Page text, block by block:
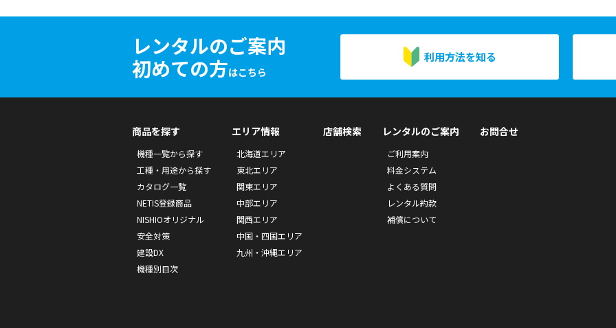
レンタルのご案内
初めての方はこちら
利用方法を知る
商品を探す
機種一覧から探す
工種・用途から探す
カタログ一覧
NETIS登録商品
NISHIOオリジナル
安全対策
建設DX
機種別目次
エリア情報
北海道エリア
東北エリア
関東エリア
中部エリア
関西エリア
中国・四国エリア
九州・沖縄エリア
店舗検索 レンタルのご案内
ご利用案内
料金システム
よくある質問
レンタル約款
補償について
お問合せ